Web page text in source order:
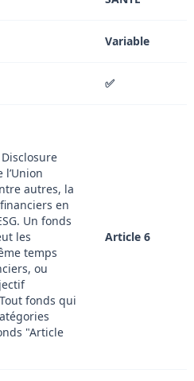
Variable
✅
autres, la
en
Un fonds
les
temps
ou
fonds qui
"Article
Article 6